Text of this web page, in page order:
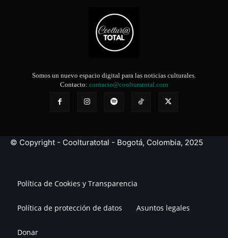
Somos un nuevo espacio digital para las noticias culturales.
Contacto: contacto@coolturatotal.com
© Copyright - Coolturatotal - Bogotá, Colombia, 2025
Política de Cookies y Transparencia
Política de protección de datos Asuntos legales
Donar